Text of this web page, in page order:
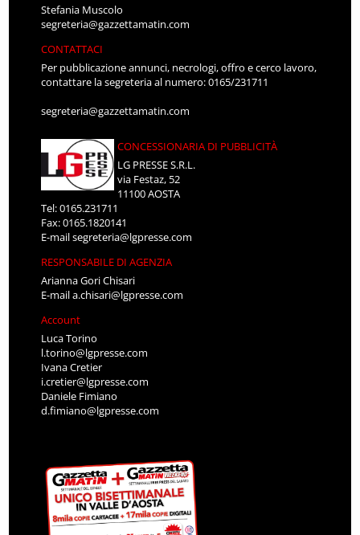
Stefania Muscolo
segreteria@gazzettamatin.com
CONTATTACI
Per pubblicazione annunci, necrologi, offro e cerco lavoro,
contattare la segreteria al numero: 0165/231711
segreteria@gazzettamatin.com
CONCESSIONARIA DI PUBBLICITÀ
LG PRESSE S.R.L.
via Festaz, 52
11100 AOSTA
Tel: 0165.231711
Fax: 0165.1820141
E-mailsegreteria@lgpresse.com
RESPONSABILE DI AGENZIA
Arianna Gori Chisari
E-maila.chisari@lgpresse.com
Account
Luca Torino
l.torino@lgpresse.com
Ivana Cretier
i.cretier@lgpresse.com
Daniele Fimiano
d.fimiano@lgpresse.com